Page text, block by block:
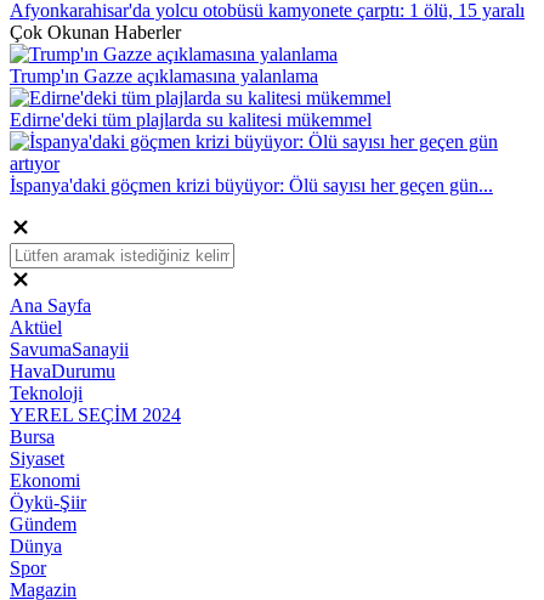
Afyonkarahisar'da yolcu otobüsü kamyonete çarptı: 1 ölü, 15 yaralı
Çok Okunan Haberler
Trump'ın Gazze açıklamasına yalanlama
Edirne'deki tüm plajlarda su kalitesi mükemmel
İspanya'daki göçmen krizi büyüyor: Ölü sayısı her geçen gün...
Ana Sayfa
Aktüel
SavumaSanayii
HavaDurumu
Teknoloji
YEREL SEÇİM 2024
Bursa
Siyaset
Ekonomi
Öykü-Şiir
Gündem
Dünya
Spor
Magazin